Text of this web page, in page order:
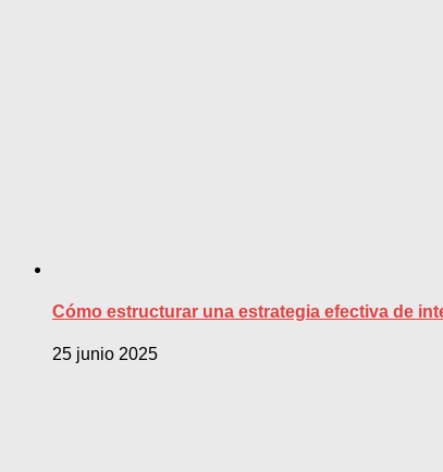
Cómo estructurar una estrategia efectiva de
25 junio 2025